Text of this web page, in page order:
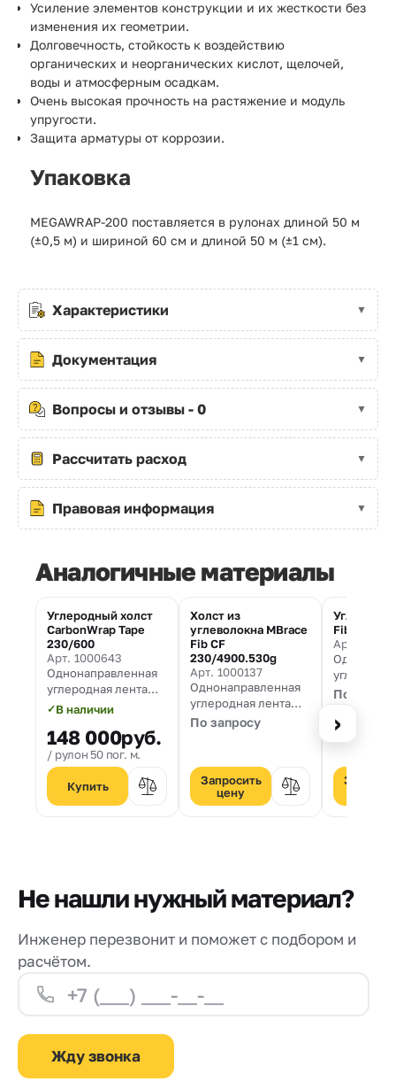
Усиление элементов конструкции и их жесткости без
изменения их геометрии.
Долговечность, стойкость к воздействию
органических и неорганических кислот, щелочей,
воды и атмосферным осадкам.
Очень высокая прочность на растяжение и модуль
упругости.
Защита арматуры от коррозии.
Упаковка
MEGAWRAP-200 поставляется в рулонах длиной 50 м
(±0,5 м) и шириной 60 см и длиной 50 м (±1 см).
Характеристики
Документация
Вопросы и отзывы - 0
Рассчитать расход
Правовая информация
Аналогичные материалы
Углеродный холст
CarbonWrap Tape
230/600
Арт. 1000643
Однонаправленная
углеродная лента
для усиления
конструкций
плотностью 230 гр/
м² и шириной 600 мм
✓В наличии
148 000руб.
рулон 50 пог. м.
Холст из
углеволокна MBrace
Fib CF
230/4900.530g
Арт. 1000137
Однонаправленная
углеродная лента
для усиления
плотностью 530 гр/
м² и шириной 500
мм.
По запросу
Запросить
цену
FibArm
Арт.
для
ТУ 1916-
61664530-
По
›
Не нашли нужный материал?
Инженер перезвонит и поможет с подбором и
расчётом.
Жду звонка